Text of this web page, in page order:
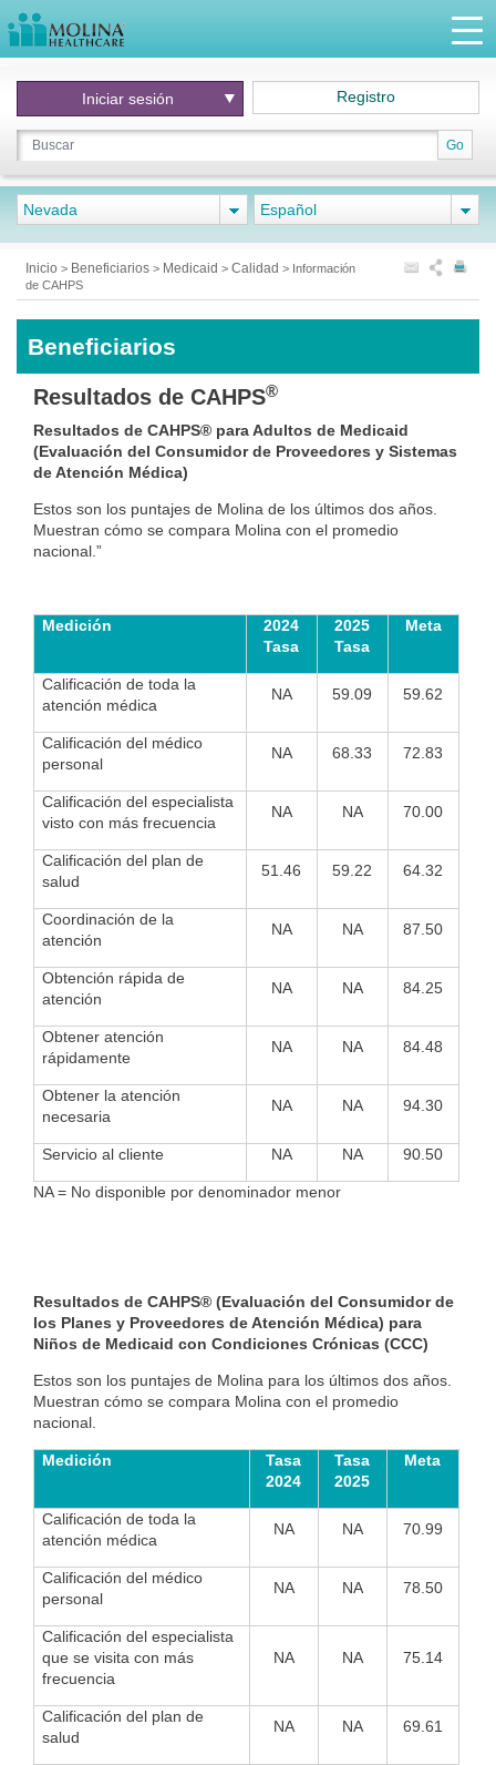
Go
Iniciar sesión Registro
Nevada Español
Inicio > Beneficiarios > Medicaid > Calidad > Información
de CAHPS
Beneficiarios
Resultados de CAHPS®
Resultados de CAHPS® para Adultos de Medicaid
(Evaluación del Consumidor de Proveedores y Sistemas
de Atención Médica)
Estos son los puntajes de Molina de los últimos dos años.
Muestran cómo se compara Molina con el promedio
nacional.”
Medición
2024
Tasa
2025
Tasa
Meta
Calificación de toda la
atención médica
NA 59.09 59.62
Calificación del médico
personal
NA 68.33 72.83
Calificación del especialista
visto con más frecuencia
NA NA 70.00
Calificación del plan de
salud
51.46 59.22 64.32
Coordinación de la
atención
NA NA 87.50
Obtención rápida de
atención
NA NA 84.25
Obtener atención
rápidamente
NA NA 84.48
Obtener la atención
necesaria
NA NA 94.30
Servicio al cliente NA NA 90.50
NA = No disponible por denominador menor
Resultados de CAHPS® (Evaluación del Consumidor de
los Planes y Proveedores de Atención Médica) para
Niños de Medicaid con Condiciones Crónicas (CCC)
Estos son los puntajes de Molina para los últimos dos años.
Muestran cómo se compara Molina con el promedio
nacional.
Medición
Tasa
2024
Tasa
2025
Meta
Calificación de toda la
atención médica
NA NA 70.99
Calificación del médico
personal
NA NA 78.50
Calificación del especialista
que se visita con más
frecuencia
NA NA 75.14
Calificación del plan de
salud
NA NA 69.61